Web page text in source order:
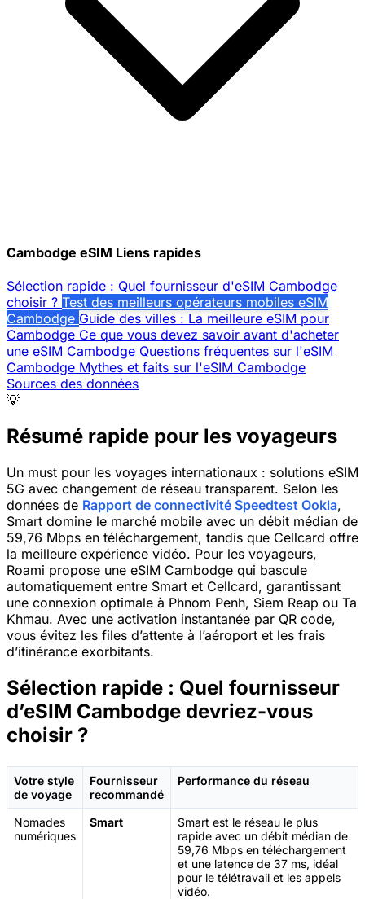
Cambodge eSIM Liens rapides
Sélection rapide : Quel fournisseur d'eSIM Cambodge
choisir ? Test des meilleurs opérateurs mobiles eSIM
Cambodge Guide des villes : La meilleure eSIM pour
Cambodge Ce que vous devez savoir avant d'acheter
une eSIM Cambodge Questions fréquentes sur l'eSIM
Cambodge Mythes et faits sur l'eSIM Cambodge
Sources des données
💡
Résumé rapide pour les voyageurs
Un must pour les voyages internationaux : solutions eSIM
5G avec changement de réseau transparent. Selon les
données de Rapport de connectivité Speedtest Ookla,
Smart domine le marché mobile avec un débit médian de
59,76 Mbps en téléchargement, tandis que Cellcard offre
la meilleure expérience vidéo. Pour les voyageurs,
Roami propose une eSIM Cambodge qui bascule
automatiquement entre Smart et Cellcard, garantissant
une connexion optimale à Phnom Penh, Siem Reap ou Ta
Khmau. Avec une activation instantanée par QR code,
vous évitez les files d’attente à l’aéroport et les frais
d’itinérance exorbitants.
Sélection rapide : Quel fournisseur
d’eSIM Cambodge devriez-vous
choisir ?
Votre style
de voyage
Fournisseur
recommandé
Performance du réseau
Nomades
numériques
Smart
Smart est le réseau le plus
rapide avec un débit médian de
59,76 Mbps en téléchargement
et une latence de 37 ms, idéal
pour le télétravail et les appels
vidéo.